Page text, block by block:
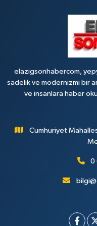
elazigsonhabercom,
sadelik ve modernizmi bir
ve insanlara haber
Cumhuriyet
0